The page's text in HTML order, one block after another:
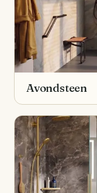
Avondsteen